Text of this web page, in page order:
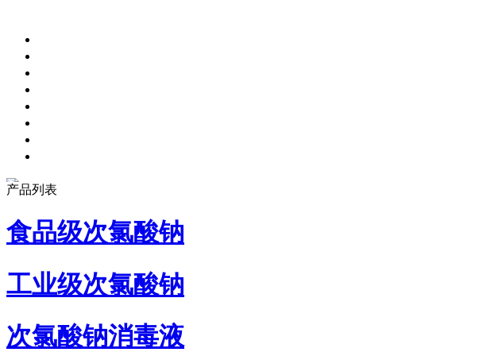
产品列表
食品级次氯酸钠
工业级次氯酸钠
次氯酸钠消毒液